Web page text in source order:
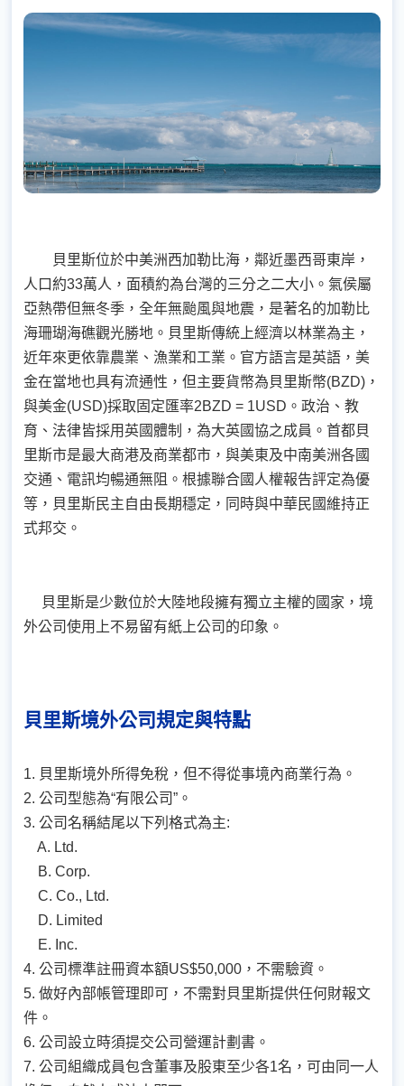
貝里斯位於中美洲西加勒比海，鄰近墨西哥東岸，
人口約33萬人，面積約為台灣的三分之二大小。氣侯屬
亞熱帶但無冬季，全年無颱風與地震，是著名的加勒比
海珊瑚海礁觀光勝地。貝里斯傳統上經濟以林業為主，
近年來更依靠農業、漁業和工業。官方語言是英語，美
金在當地也具有流通性，但主要貨幣為貝里斯幣(BZD)，
與美金(USD)採取固定匯率2BZD = 1USD。政治、教
育、法律皆採用英國體制，為大英國協之成員。首都貝
里斯市是最大商港及商業都市，與美東及中南美洲各國
交通、電訊均暢通無阻。根據聯合國人權報告評定為優
等，貝里斯民主自由長期穩定，同時與中華民國維持正
式邦交。
貝里斯是少數位於大陸地段擁有獨立主權的國家，境
外公司使用上不易留有紙上公司的印象。
貝里斯境外公司規定與特點
1. 貝里斯境外所得免稅，但不得從事境內商業行為。
2. 公司型態為“有限公司”。
3. 公司名稱結尾以下列格式為主:
A. Ltd.
B. Corp.
C. Co., Ltd.
D. Limited
E. Inc.
4. 公司標準註冊資本額US$50,000，不需驗資。
5. 做好內部帳管理即可，不需對貝里斯提供任何財報文
件。
6. 公司設立時須提交公司營運計劃書。
7. 公司組織成員包含董事及股東至少各1名，可由同一人